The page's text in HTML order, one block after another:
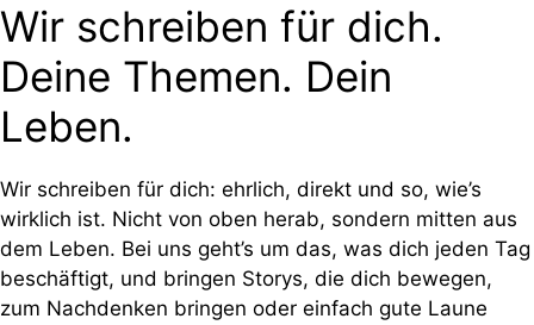
Wir schreiben für dich.
Deine Themen. Dein
Leben.
Wir schreiben für dich: ehrlich, direkt und so, wie’s
wirklich ist. Nicht von oben herab, sondern mitten aus
dem Leben. Bei uns geht’s um das, was dich jeden Tag
beschäftigt, und bringen Storys, die dich bewegen,
zum Nachdenken bringen oder einfach gute Laune